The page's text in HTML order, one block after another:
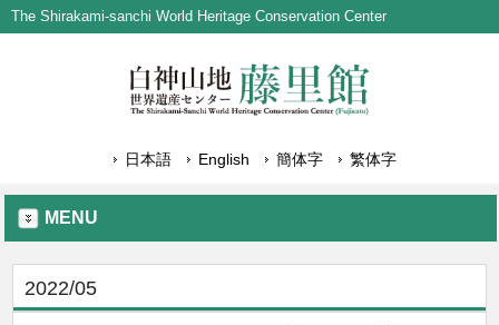
The Shirakami-sanchi World Heritage Conservation Center
日本語 English 簡体字 繁体字
MENU
2022/05